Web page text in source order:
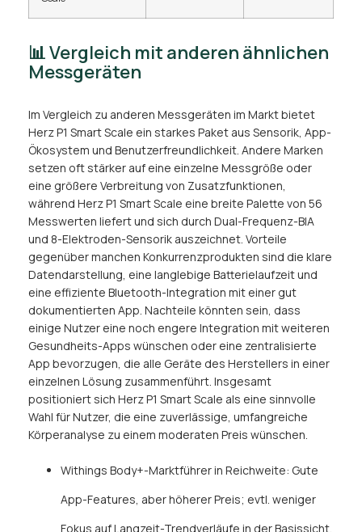
📊 Vergleich mit anderen ähnlichen
Messgeräten
Im Vergleich zu anderen Messgeräten im Markt bietet
Herz P1 Smart Scale ein starkes Paket aus Sensorik, App-
Ökosystem und Benutzerfreundlichkeit. Andere Marken
setzen oft stärker auf eine einzelne Messgröße oder
eine größere Verbreitung von Zusatzfunktionen,
während Herz P1 Smart Scale eine breite Palette von 56
Messwerten liefert und sich durch Dual-Frequenz-BIA
und 8-Elektroden-Sensorik auszeichnet. Vorteile
gegenüber manchen Konkurrenzprodukten sind die klare
Datendarstellung, eine langlebige Batterielaufzeit und
eine effiziente Bluetooth-Integration mit einer gut
dokumentierten App. Nachteile könnten sein, dass
einige Nutzer eine noch engere Integration mit weiteren
Gesundheits-Apps wünschen oder eine zentralisierte
App bevorzugen, die alle Geräte des Herstellers in einer
einzelnen Lösung zusammenführt. Insgesamt
positioniert sich Herz P1 Smart Scale als eine sinnvolle
Wahl für Nutzer, die eine zuverlässige, umfangreiche
Körperanalyse zu einem moderaten Preis wünschen.
Withings Body+-Marktführer in Reichweite: Gute
App-Features, aber höherer Preis; evtl. weniger
Fokus auf Langzeit-Trendverläufe in der Basissicht.